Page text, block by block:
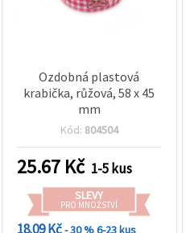
Ozdobná plastová
krabička, růžová, 58 x 45
mm
Kód: 804504
25.67 Kč 1-5 kus
SLEVY
PRO MNOŽSTVÍ
18.09 Kč- 30 %6-23 kus